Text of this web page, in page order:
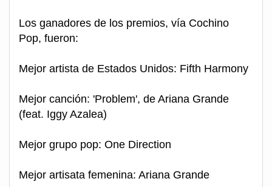
Los ganadores de los premios, vía Cochino
Pop, fueron:
Mejor artista de Estados Unidos: Fifth Harmony
Mejor canción: 'Problem', de Ariana Grande
(feat. Iggy Azalea)
Mejor grupo pop: One Direction
Mejor artisata femenina: Ariana Grande